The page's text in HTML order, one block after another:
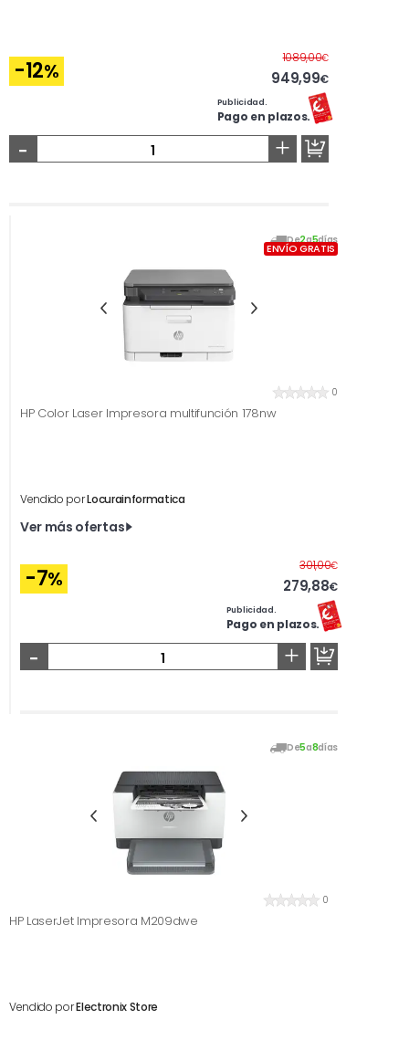
-12%
1089,00€Antes
949,99€
Publicidad.
Pago en plazos.
- +
De2a5días
ENVÍO GRATIS
0
HP Color Laser Impresora multifunción 178nw
Vendido porLocurainformatica
Ver más ofertas
-7%
301,00€Antes
279,88€
Publicidad.
Pago en plazos.
- +
De5a8días
0
HP LaserJet Impresora M209dwe
Vendido porElectronix Store